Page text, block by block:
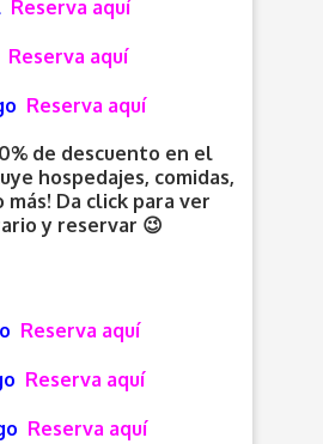
Reserva aquí
Reserva aquí
Reserva aquí
de descuento en el
hospedajes, comidas,
más! Da click para ver
y reservar 😉
Reserva aquí
Reserva aquí
Reserva aquí